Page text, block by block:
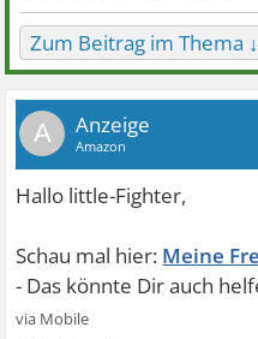
Zum Beitrag im Thema ↓
A
Meine